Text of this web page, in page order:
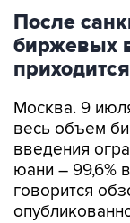
После
биржевых
Москва. 9
весь объем
введения
юани – 99,6%
говорится